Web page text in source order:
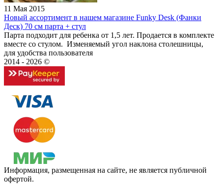
11 Мая 2015
Новый ассортимент в нашем магазине Funky Desk (Фанки
Деск) 70 см парта + стул
Парта подходит для ребенка от 1,5 лет. Продается в комплекте
вместе со стулом. Изменяемый угол наклона столешницы,
для удобства пользователя
2014 - 2026 ©
Информация, размещенная на сайте, не является публичной
офертой.